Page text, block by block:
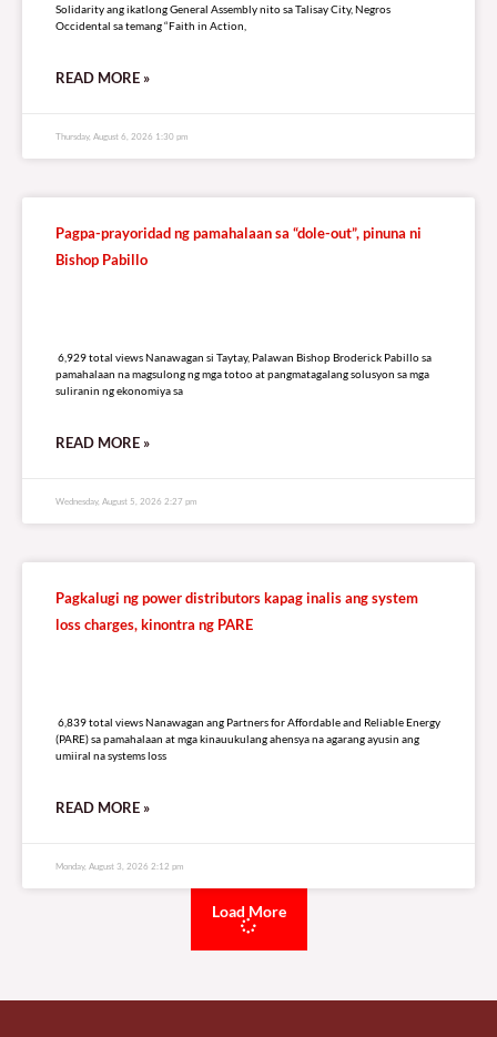
Solidarity ang ikatlong General Assembly nito sa Talisay City, Negros
Occidental sa temang “Faith in Action,
READ MORE »
Thursday, August 6, 2026 1:30 pm
Pagpa-prayoridad ng pamahalaan sa “dole-out”, pinuna ni
Bishop Pabillo
6,929 total views Nanawagan si Taytay, Palawan Bishop Broderick Pabillo sa
pamahalaan na magsulong ng mga totoo at pangmatagalang solusyon sa mga
suliranin ng ekonomiya sa
READ MORE »
Wednesday, August 5, 2026 2:27 pm
Pagkalugi ng power distributors kapag inalis ang system
loss charges, kinontra ng PARE
6,839 total views Nanawagan ang Partners for Affordable and Reliable Energy
(PARE) sa pamahalaan at mga kinauukulang ahensya na agarang ayusin ang
umiiral na systems loss
READ MORE »
Monday, August 3, 2026 2:12 pm
Load More